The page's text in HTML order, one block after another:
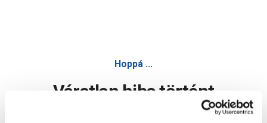
Hoppá ...
Váratlan hiba történt